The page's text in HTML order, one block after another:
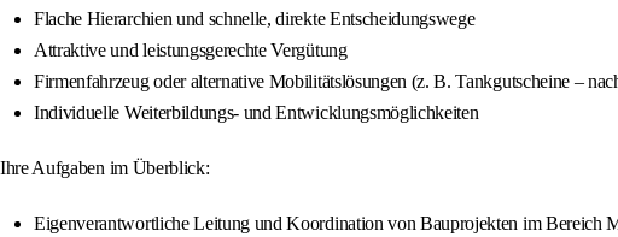
Flache Hierarchien und schnelle, direkte Entscheidungswege
Attraktive und leistungsgerechte Vergütung
Firmenfahrzeug oder alternative Mobilitätslösungen (z. B. Tankgutscheine –
Individuelle Weiterbildungs- und Entwicklungsmöglichkeiten
Ihre Aufgaben im Überblick:
Eigenverantwortliche Leitung und Koordination von Bauprojekten im Bereich